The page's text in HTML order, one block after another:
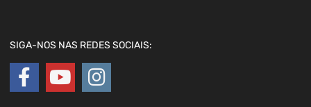
SIGA-NOS NAS REDES SOCIAIS: